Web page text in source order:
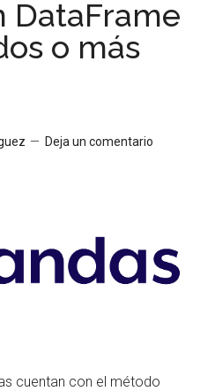
DataFrame
o más
Deja un comentario
cuentan con el método